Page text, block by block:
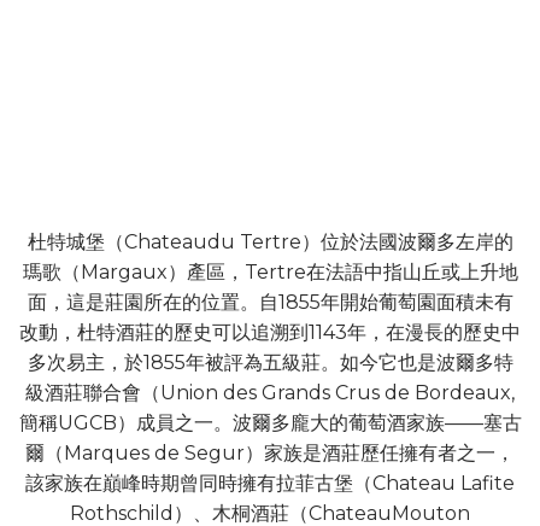
杜特城堡（Chateaudu Tertre）位於法國波爾多左岸的
瑪歌（Margaux）產區，Tertre在法語中指山丘或上升地
面，這是莊園所在的位置。自1855年開始葡萄園面積未有
改動，杜特酒莊的歷史可以追溯到1143年，在漫長的歷史中
多次易主，於1855年被評為五級莊。如今它也是波爾多特
級酒莊聯合會（Union des Grands Crus de Bordeaux,
簡稱UGCB）成員之一。波爾多龐大的葡萄酒家族——塞古
爾（Marques de Segur）家族是酒莊歷任擁有者之一，
該家族在巔峰時期曾同時擁有拉菲古堡（Chateau Lafite
Rothschild）、木桐酒莊（ChateauMouton